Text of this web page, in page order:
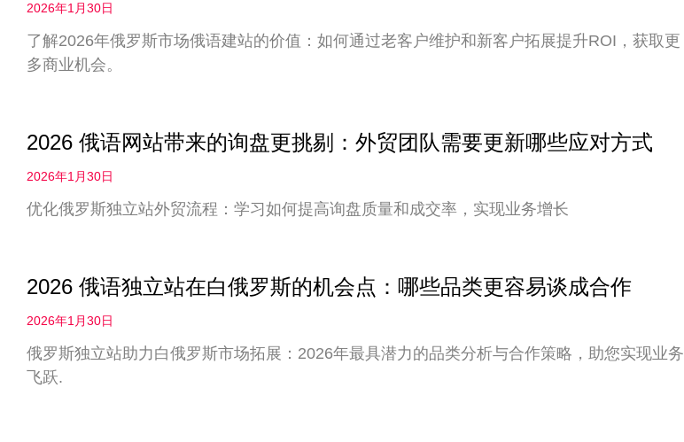
2026年1月30日
了解2026年俄罗斯市场俄语建站的价值：如何通过老客户维护和新客户拓展提升ROI，获取更
多商业机会。
2026 俄语网站带来的询盘更挑剔：外贸团队需要更新哪些应对方式
2026年1月30日
优化俄罗斯独立站外贸流程：学习如何提高询盘质量和成交率，实现业务增长
2026 俄语独立站在白俄罗斯的机会点：哪些品类更容易谈成合作
2026年1月30日
俄罗斯独立站助力白俄罗斯市场拓展：2026年最具潜力的品类分析与合作策略，助您实现业务
飞跃.